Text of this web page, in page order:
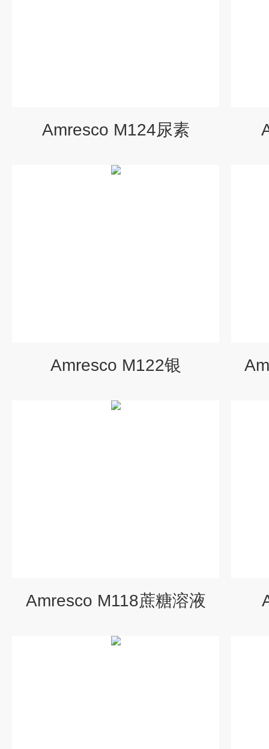
Amresco M124尿素
Amresco M122银
Amresco M118蔗糖溶液